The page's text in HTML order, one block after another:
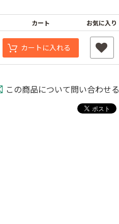
カート お気に入り
カートに入れる
この商品について問い合わせる